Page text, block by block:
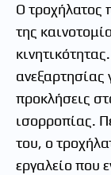
Ο τροχήλατος
της
ανεξαρτησίας
προκλήσεις
ισορροπίας.
του, ο
εργαλείο που